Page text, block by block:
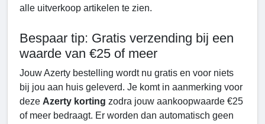
alle uitverkoop artikelen te zien.
Bespaar tip: Gratis verzending bij een
waarde van €25 of meer
Jouw Azerty bestelling wordt nu gratis en voor niets
bij jou aan huis geleverd. Je komt in aanmerking voor
deze Azerty korting zodra jouw aankoopwaarde €25
of meer bedraagt. Er worden dan automatisch geen